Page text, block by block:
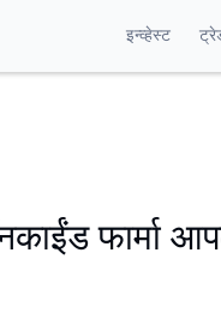
इन्व्हेस्ट
फार्मा